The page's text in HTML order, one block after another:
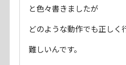
と色々書きましたが
どのような動作でも正しく
難しいんです。